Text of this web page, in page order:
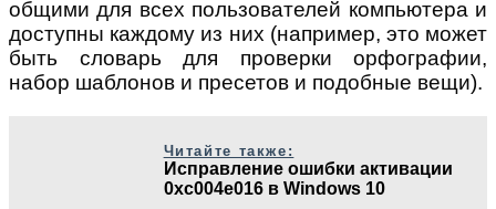
общими для всех пользователей компьютера и
доступны каждому из них (например, это может
быть словарь для проверки орфографии,
набор шаблонов и пресетов и подобные вещи).
Читайте также:
Исправление ошибки активации
0xc004e016 в Windows 10